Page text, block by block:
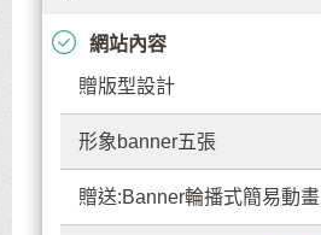
網站內容
贈版型設計
形象banner五張
贈送:Banner輪播式簡易動畫